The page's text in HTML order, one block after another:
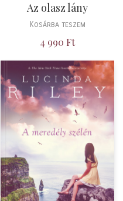
Az olasz lány
Kosárba teszem
4 990 Ft